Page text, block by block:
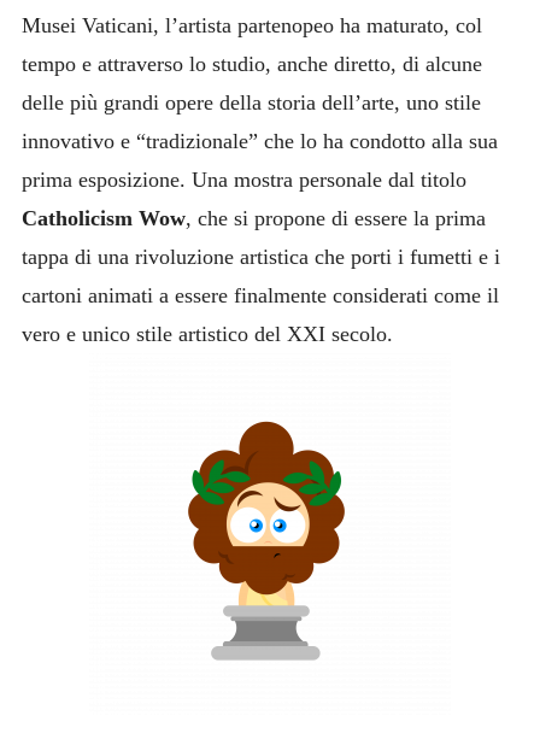
Musei Vaticani, l’artista partenopeo ha maturato, col
tempo e attraverso lo studio, anche diretto, di alcune
delle più grandi opere della storia dell’arte, uno stile
innovativo e “tradizionale” che lo ha condotto alla sua
prima esposizione. Una mostra personale dal titolo
Catholicism Wow, che si propone di essere la prima
tappa di una rivoluzione artistica che porti i fumetti e i
cartoni animati a essere finalmente considerati come il
vero e unico stile artistico del XXI secolo.